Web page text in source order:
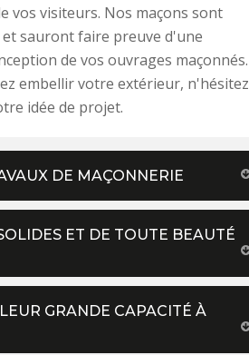
vos visiteurs. Nos maçons sont
sauront faire preuve d'une
de vos ouvrages maçonnés.
embellir votre extérieur, n'hésitez
idée de projet.
DE MAÇONNERIE
ET DE TOUTE BEAUTÉ
GRANDE CAPACITÉ À